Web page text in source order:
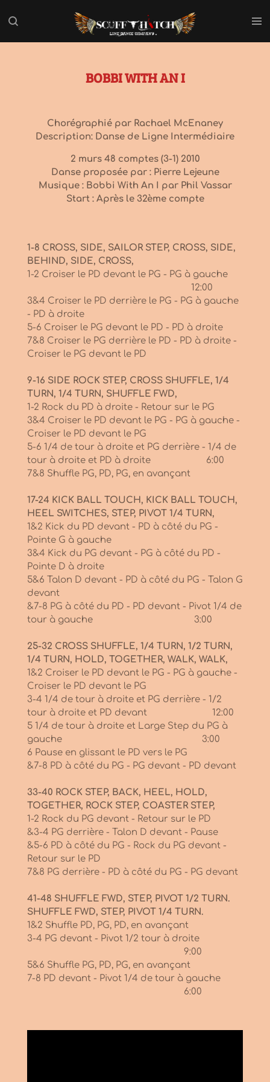
au
BOBBI WITH AN I
Chorégraphié par Rachael McEnaney
Description: Danse de Ligne Intermédiaire
2 murs 48 comptes (3-1) 2010
Danse proposée par : Pierre Lejeune
Musique : Bobbi With An I par Phil Vassar
Start : Après le 32ème compte
1-8 CROSS, SIDE, SAILOR STEP, CROSS, SIDE,
BEHIND, SIDE, CROSS,
1-2 Croiser le PD devant le PG - PG à gauche
12:00
3&4 Croiser le PD derrière le PG - PG à gauche
- PD à droite
5-6 Croiser le PG devant le PD - PD à droite
7&8 Croiser le PG derrière le PD - PD à droite -
Croiser le PG devant le PD
9-16 SIDE ROCK STEP, CROSS SHUFFLE, 1/4
TURN, 1/4 TURN, SHUFFLE FWD,
1-2 Rock du PD à droite - Retour sur le PG
3&4 Croiser le PD devant le PG - PG à gauche -
Croiser le PD devant le PG
5-6 1/4 de tour à droite et PG derrière - 1/4 de
tour à droite et PD à droite 6:00
7&8 Shuffle PG, PD, PG, en avançant
17-24 KICK BALL TOUCH, KICK BALL TOUCH,
HEEL SWITCHES, STEP, PIVOT 1/4 TURN,
1&2 Kick du PD devant - PD à côté du PG -
Pointe G à gauche
3&4 Kick du PG devant - PG à côté du PD -
Pointe D à droite
5&6 Talon D devant - PD à côté du PG - Talon G
devant
&7-8 PG à côté du PD - PD devant - Pivot 1/4 de
tour à gauche 3:00
25-32 CROSS SHUFFLE, 1/4 TURN, 1/2 TURN,
1/4 TURN, HOLD, TOGETHER, WALK, WALK,
1&2 Croiser le PD devant le PG - PG à gauche -
Croiser le PD devant le PG
3-4 1/4 de tour à droite et PG derrière - 1/2
tour à droite et PD devant 12:00
5 1/4 de tour à droite et Large Step du PG à
gauche 3:00
6 Pause en glissant le PD vers le PG
&7-8 PD à côté du PG - PG devant - PD devant
33-40 ROCK STEP, BACK, HEEL, HOLD,
TOGETHER, ROCK STEP, COASTER STEP,
1-2 Rock du PG devant - Retour sur le PD
&3-4 PG derrière - Talon D devant - Pause
&5-6 PD à côté du PG - Rock du PG devant -
Retour sur le PD
7&8 PG derrière - PD à côté du PG - PG devant
41-48 SHUFFLE FWD, STEP, PIVOT 1/2 TURN.
SHUFFLE FWD, STEP, PIVOT 1/4 TURN.
1&2 Shuffle PD, PG, PD, en avançant
3-4 PG devant - Pivot 1/2 tour à droite
9:00
5&6 Shuffle PG, PD, PG, en avançant
7-8 PD devant - Pivot 1/4 de tour à gauche
6:00